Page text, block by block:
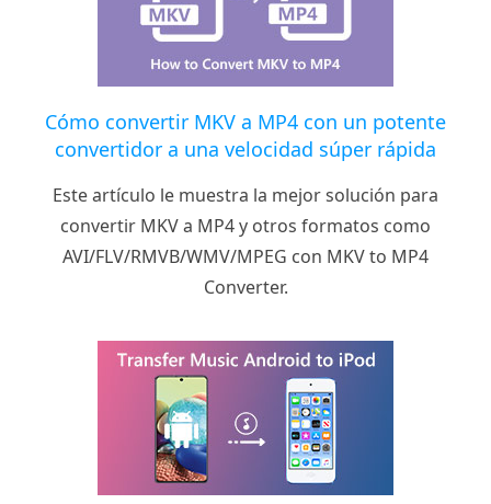
Cómo convertir MKV a MP4 con un potente
convertidor a una velocidad súper rápida
Este artículo le muestra la mejor solución para
convertir MKV a MP4 y otros formatos como
AVI/FLV/RMVB/WMV/MPEG con MKV to MP4
Converter.